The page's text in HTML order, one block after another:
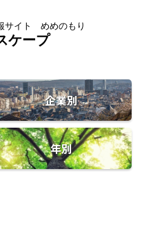
サイト めめのもり
ケープ
企業別
年別